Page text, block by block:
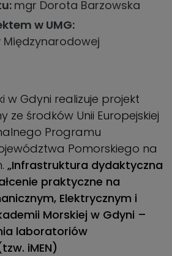
mgr Dorota Barzowska
w UMG
Międzynarodowej
w Gdyni realizuje projekt
ze środków Unii Europejskiej
Programu
Pomorskiego na
„Infrastruktura dydaktyczna
praktyczne na
Elektrycznym i
Morskiej w Gdyni –
laboratoriów
iMEN)